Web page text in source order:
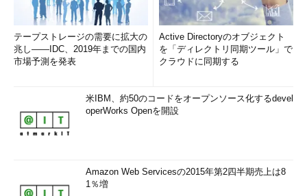
テープストレージの需要に拡大の
兆し――IDC、2019年までの国内
市場予測を発表
Active Directoryのオブジェクト
を「ディレクトリ同期ツール」で
クラウドに同期する
米IBM、約50のコードをオープンソース化するdevel
operWorks Openを開設
Amazon Web Servicesの2015年第2四半期売上は8
1％増